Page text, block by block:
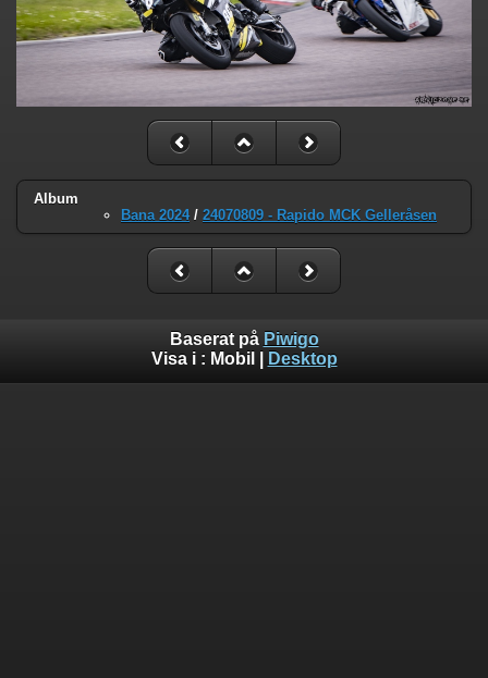
Album
Bana 2024/ 24070809 - Rapido MCK Gelleråsen
Baserat på Piwigo
Visa i : Mobil Desktop